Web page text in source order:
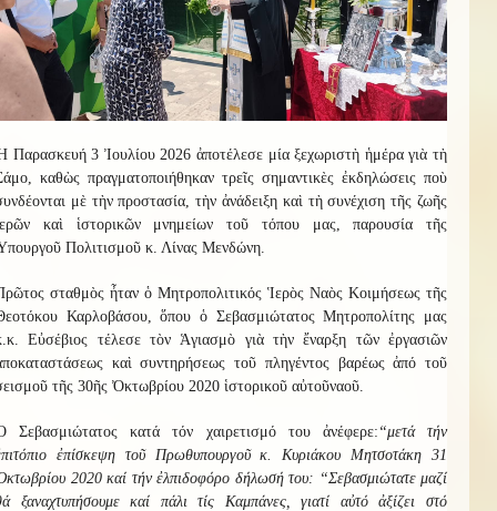
Παρασκευή 3 Ἰουλίου 2026 ἀποτέλεσε μία ξεχωριστὴ ἡμέρα γιὰ τὴ
καθὼς πραγματοποιήθηκαν τρεῖς σημαντικὲς ἐκδηλώσεις ποὺ
μὲ τὴν προστασία, τὴν ἀνάδειξη καὶ τὴ συνέχιση τῆς ζωῆς
καὶ ἱστορικῶν μνημείων τοῦ τόπου μας, παρουσία τῆς
Πολιτισμοῦ κ. Λίνας Μενδώνη.
σταθμὸς ἦταν ὁ Μητροπολιτικός Ἱερὸς Ναὸς Κοιμήσεως τῆς
υ Καρλοβάσου, ὅπου ὁ Σεβασμιώτατος Μητροπολίτης μας
Εὐσέβιος τέλεσε τὸν Ἁγιασμὸ γιὰ τὴν ἔναρξη τῶν ἐργασιῶν
καὶ συντηρήσεως τοῦ πληγέντος βαρέως ἀπό τοῦ
τῆς 30ῆς Ὀκτωβρίου 2020 ἱστορικοῦ αὐτοῦναοῦ.
Σεβασμιώτατος κατά τόν χαιρετισμό του ἀνέφερε: “μετά τήν
ἐπίσκεψη τοῦ Πρωθυπουργοῦ κ. Κυριάκου Μητσοτάκη 31
2020 καί τήν ἐλπιδοφόρο δήλωσή του: “Σεβασμιώτατε μαζί
ξαναχτυπήσουμε καί πάλι τίς Καμπάνες, γιατί αὐτό ἀξίζει στό